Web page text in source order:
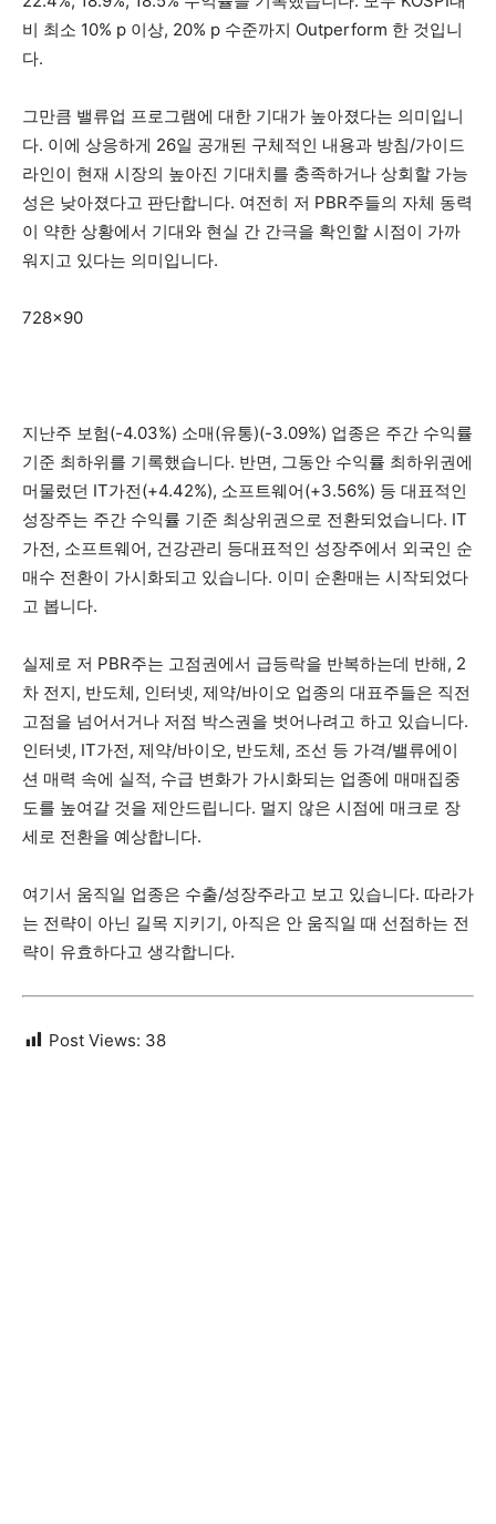
비 최소 10% p 이상, 20% p 수준까지 Outperform 한 것입니
다.
그만큼 밸류업 프로그램에 대한 기대가 높아졌다는 의미입니
다. 이에 상응하게 26일 공개된 구체적인 내용과 방침/가이드
라인이 현재 시장의 높아진 기대치를 충족하거나 상회할 가능
성은 낮아졌다고 판단합니다. 여전히 저 PBR주들의 자체 동력
이 약한 상황에서 기대와 현실 간 간극을 확인할 시점이 가까
워지고 있다는 의미입니다.
728×90
지난주 보험(-4.03%) 소매(유통)(-3.09%) 업종은 주간 수익률
기준 최하위를 기록했습니다. 반면, 그동안 수익률 최하위권에
머물렀던 IT가전(+4.42%), 소프트웨어(+3.56%) 등 대표적인
성장주는 주간 수익률 기준 최상위권으로 전환되었습니다. IT
가전, 소프트웨어, 건강관리 등대표적인 성장주에서 외국인 순
매수 전환이 가시화되고 있습니다. 이미 순환매는 시작되었다
고 봅니다.
실제로 저 PBR주는 고점권에서 급등락을 반복하는데 반해, 2
차 전지, 반도체, 인터넷, 제약/바이오 업종의 대표주들은 직전
고점을 넘어서거나 저점 박스권을 벗어나려고 하고 있습니다.
인터넷, IT가전, 제약/바이오, 반도체, 조선 등 가격/밸류에이
션 매력 속에 실적, 수급 변화가 가시화되는 업종에 매매집중
도를 높여갈 것을 제안드립니다. 멀지 않은 시점에 매크로 장
세로 전환을 예상합니다.
여기서 움직일 업종은 수출/성장주라고 보고 있습니다. 따라가
는 전략이 아닌 길목 지키기, 아직은 안 움직일 때 선점하는 전
략이 유효하다고 생각합니다.
Post Views: 38